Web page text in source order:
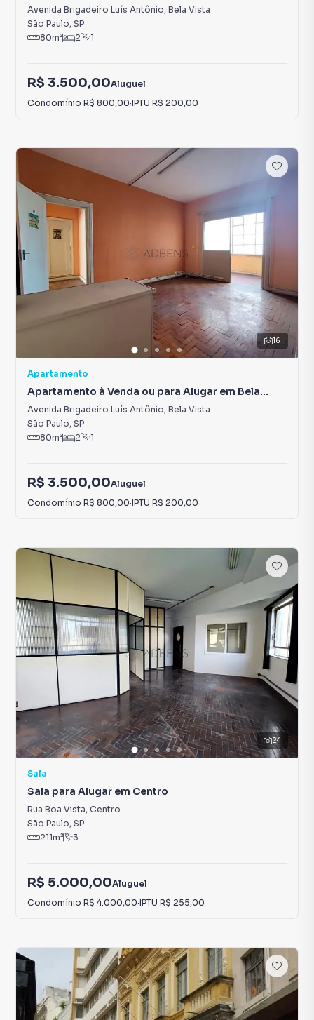
Vista
Avenida Brigadeiro Luís Antônio, Bela Vista
São Paulo, SP
80m² 2 1
R$ 3.500,00Aluguel
Condomínio R$ 800,00·IPTU R$ 200,00
16
Apartamento
Apartamento à Venda ou para Alugar em Bela
Vista
Avenida Brigadeiro Luís Antônio, Bela Vista
São Paulo, SP
80m² 2 1
R$ 3.500,00Aluguel
Condomínio R$ 800,00·IPTU R$ 200,00
24
Sala
Sala para Alugar em Centro
Rua Boa Vista, Centro
São Paulo, SP
211m² 3
R$ 5.000,00Aluguel
Condomínio R$ 4.000,00·IPTU R$ 255,00